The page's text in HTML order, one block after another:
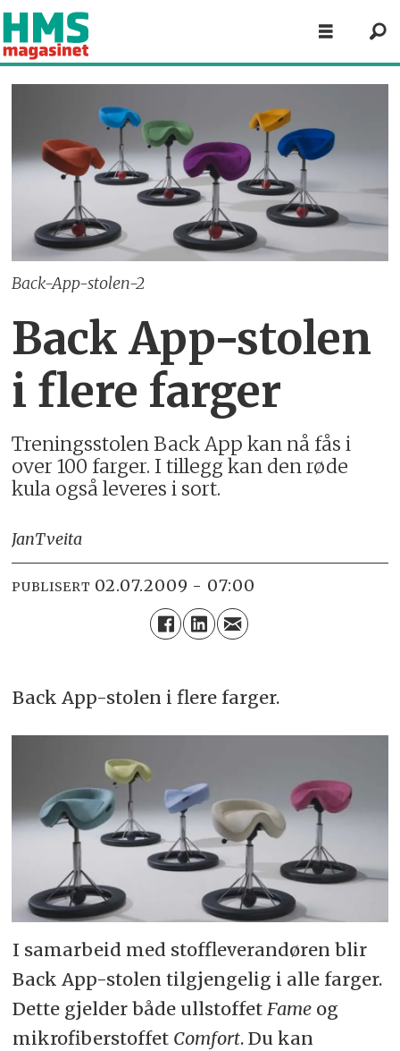
Back-App-stolen-2
Back App-stolen
i flere farger
Treningsstolen Back App kan nå fås i
over 100 farger. I tillegg kan den røde
kula også leveres i sort.
JanTveita
PUBLISERT 02.07.2009 - 07:00
Back App-stolen i flere farger.
I samarbeid med stoffleverandøren blir
Back App-stolen tilgjengelig i alle farger.
Dette gjelder både ullstoffet Fameog
mikrofiberstoffet Comfort. Du kan